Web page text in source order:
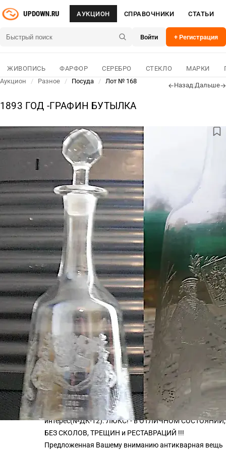
АУКЦИОН СПРАВОЧНИКИ СТАТЬИ
Войти + Регистрация
ЖИВОПИСЬ ФАРФОР СЕРЕБРО СТЕКЛО МАРКИ
Аукцион
/ Разное / Посуда / Лот № 168
←Назад|Дальше→
1893 ГОД -ГРАФИН БУТЫЛКА
ЛОТ № 16809 Авг 2026
ОСНОВНОЕ ДЛЯ СВЯЗИ
20 949₽
АВТОРИЗОВАТЬСЯ
для совершения покупки необходимо авторизоваться
ХАРАКТЕРИСТИКИ
Раздел
Разное
Изготовитель→ Посуда
ОПИСАНИЕ
Предлагается к продаже красивый графин конца XIX
века, Франция. Высота 25 см, рисунок- гравировка на
стекле. Гарантия подлинности 100% ! Самая надёжная
упаковка, доп. фото в описании лота. Предмет
представляет антикварный и коллекционный
интерес(№ДК-12). ЛЮКС! - в ОТЛИЧНОМ СОСТОЯНИИ,
БЕЗ СКОЛОВ, ТРЕЩИН и РЕСТАВРАЦИЙ !!!
Предложенная Вашему вниманию антикварная вещь